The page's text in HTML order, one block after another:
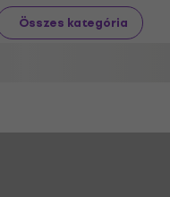
Összes kategória